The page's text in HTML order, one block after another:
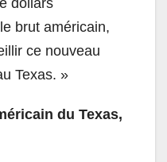
dollars
brut américain,
ce nouveau
Texas. »
du Texas,